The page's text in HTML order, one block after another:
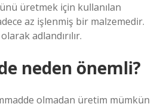
üretmek için kullanılan
az işlenmiş bir malzemedir.
adlandırılır.
neden önemli?
olmadan üretim mümkün